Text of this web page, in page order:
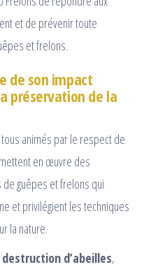
et de prévenir toute
et frelons.
de son impact
préservation de la
animés par le respect de
en œuvre des
guêpes et frelons qui
et privilégient les techniques
la nature.
destruction d’abeilles,